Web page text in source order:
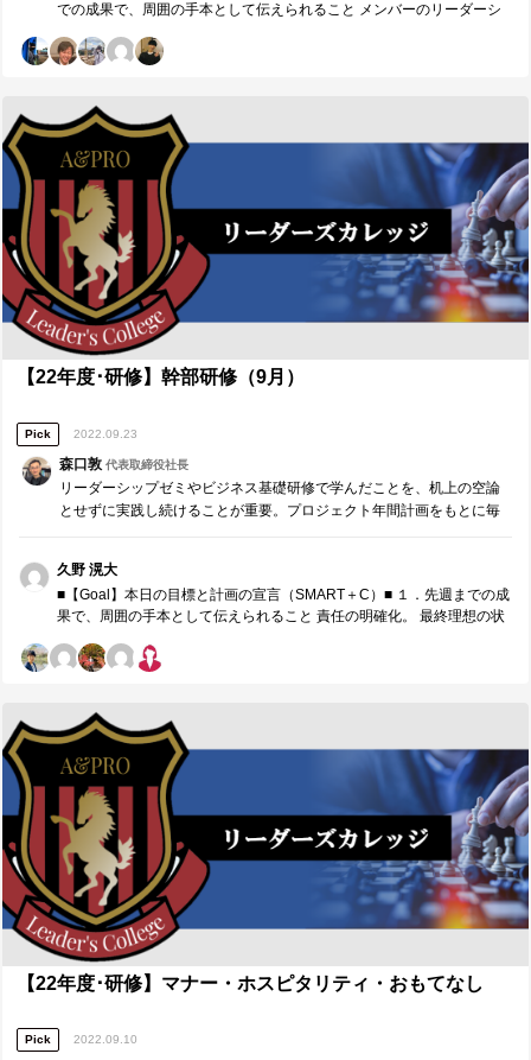
での成果で、周囲の手本として伝えられること メンバーのリーダーシ
主体的な行動、各イベントで実現したい世界観・価値観を大事にした
できる価値の最大化。 そのためのメンバーや組織とのコミュニケーシ
ョン。 ３．本日、誰に対し、どのような価値を具体的に提供したいか
川村さんに対し、10人以上のメンバーを導くリーダーという同じ立場
の人間として、メンバーとのコミュニケーションや最適なマネジメン
トについて、自分のやり方や考え方という価値を提供したい。 鈴木さ
んに対し、3カ月連続で同じグループになったということで、鈴木さん
とそのチームの成長の軌跡を確認した上で振り返り、改善点と次に繋
げられるところをともに考えたい。 村越さんに対し、同じチームのリ
ーダーとメンバーとして、メンバーから見た考えや成果とリーダーか
ら見たそれの共通項と乖離などを踏まえながら、次のチームでの立ち
振る舞いと戦略について検討したい。 ■【Measure・Analyze・
NextPlan】本日の振返り■ １．現状・成果の把握 再現性のある部分は
どこなのか、組織の今後に活かせる部分はどこなのかという視点は常
メンバーと組織のさらなる成長を考えたときに、改めて目的・目標と
モチベーションを結びつけることや、自分自身が目指す理想の具体化
と深化。その伝え方は重要になると実感することができた。 ２．ギャ
ップの分析・課題の抽出 メンバーと組織のさらなる成長を実現したい
という想いと、着実に確実に安全策を踏みたいということの狭間で揺
ニケーションや、メンバーの評価について、大事にするべきことをも
う一度思い出させてもらった。 ３．今後の対策・計画 自分自身の引継
ぎや立ち上げに関する理想、実現したい世界観の具体化により、メン
結びつけるためのコミュニケーションをとる。 誠実な努力を重ねられ
ているメンバーを改めて評価する。 ■【周囲への感謝】リーダーやコー
か。（感謝の気持ちも一緒に） ※最も潜在ニーズにアプローチし、必
要であれば耳の痛いこともアドバイスしてくれたメンバーには名前の
前に◎をつけてください。（1人のみ） 村越さんに、新たな依頼が下り
てくるときに感じることについてメンバーの目線から感じることを伝
えていただいたうえで、その後リーダー目線からコーチングをしても
らったことで、双方の考え方について知ることができた。 ◎鈴木さん
と話す中で、メンバーの視座を上げることやモチベーションを自分た
ちの目指す目的・目標に結び付けること、思考した上での決断には勇
気を持つべきことを感じさせられた。 川村さんに、メンバーから何を
引き出すべきか、依頼の際に責任権限義務等の意識すべきことは何か
などを改めて整理してもらったことで、自分の中での落とし込みと言
語化をスムーズに行うことを支えてもらった。
【22年度･研修】幹部研修（9月）
Pick 2022.09.23
森口敦代表取締役社長
リーダーシップゼミやビジネス基礎研修で学んだことを、机上の空論
とせずに実践し続けることが重要。プロジェクト年間計画をもとに毎
久野 滉大
■【Goal】本日の目標と計画の宣言（SMART＋C）■ １．先週までの成
果で、周囲の手本として伝えられること 責任の明確化。 最終理想の状
方。 メンバーのモチベーション管理や全体を導く必要性。 友人として
間コミュニケーションとそれに伴うさらなる組織の進化に向けた道筋
構築。 要因分析とそれに対する妥当な施策の打ち出し方、そのスピー
ド感。 ３．本日、誰に対し、どのような価値を具体的に提供したいか
鈴木さんに対して、最終理想をイメージした上でのメンバーとのコミ
ュニケーションやチームの引き上げ方の考え方について。 井上さんに
対して、成果や要因分析を繰り返し、今やるべきことと今後やるべき
ことを明確化して、成長し続けられる組織であることの重要性につい
て。 ■【Measure・Analyze・NextPlan】本日の振返り■ １．現状・成
果の把握 2人に対して、限られた時間を有効活用しながら、コミュニケ
ーションの観点や最終理想の観点、視座の高さの観点等から価値提供
をすることができた。また、自分に対しても、同じリーダーとしての
立場からとメンバーとしての立場からの両方からのコーチングを受け
ることができ、今後の方針とその期限が明確になった。 ２．ギャップ
まだ課題を感じる。全員が成長できるように、そのきっかけを与えら
【22年度･研修】マナー・ホスピタリティ・おもてなし
Pick 2022.09.10